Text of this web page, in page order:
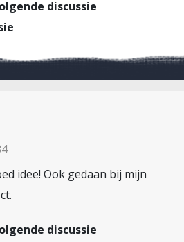
discussie
idee! Ook gedaan bij mijn
discussie